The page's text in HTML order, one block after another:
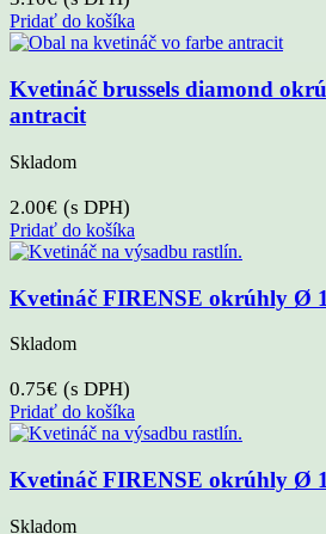
Pridať do košíka
Kvetináč brussels diamond
antracit
Skladom
2.00€ (s DPH)
Pridať do košíka
Kvetináč FIRENSE okrúhly Ø
Skladom
0.75€ (s DPH)
Pridať do košíka
Kvetináč FIRENSE okrúhly Ø
Skladom